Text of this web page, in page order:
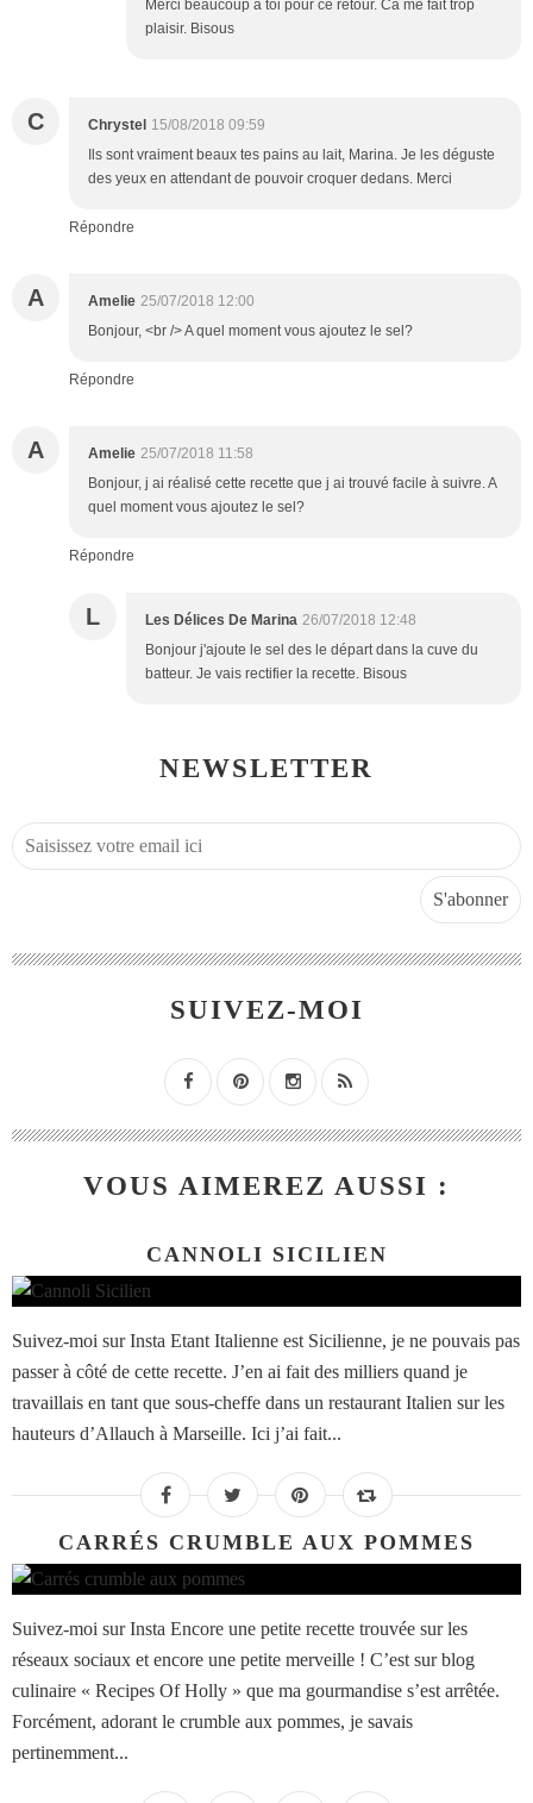
Merci beaucoup à toi pour ce retour. Ca me fait trop
plaisir. Bisous
C Chrystel 15/08/2018 09:59
Ils sont vraiment beaux tes pains au lait, Marina. Je les déguste
des yeux en attendant de pouvoir croquer dedans. Merci
Répondre
A Amelie 25/07/2018 12:00
Bonjour, <br /> A quel moment vous ajoutez le sel?
Répondre
A Amelie 25/07/2018 11:58
Bonjour, j ai réalisé cette recette que j ai trouvé facile à suivre. A
quel moment vous ajoutez le sel?
Répondre
L Les Délices De Marina 26/07/2018 12:48
Bonjour j'ajoute le sel des le départ dans la cuve du
batteur. Je vais rectifier la recette. Bisous
NEWSLETTER
SUIVEZ-MOI
VOUS AIMEREZ AUSSI :
CANNOLI SICILIEN
Suivez-moi sur Insta Etant Italienne est Sicilienne, je ne pouvais pas
passer à côté de cette recette. J’en ai fait des milliers quand je
travaillais en tant que sous-cheffe dans un restaurant Italien sur les
hauteurs d’Allauch à Marseille. Ici j’ai fait...
CARRÉS CRUMBLE AUX POMMES
Suivez-moi sur Insta Encore une petite recette trouvée sur les
réseaux sociaux et encore une petite merveille ! C’est sur blog
culinaire « Recipes Of Holly » que ma gourmandise s’est arrêtée.
Forcément, adorant le crumble aux pommes, je savais
pertinemment...